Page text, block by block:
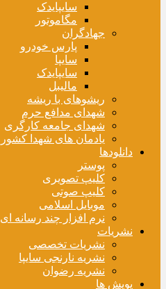
سایپایدک
مگاموتور
جهادگران
پارس خودرو
سایپا
سایپایدک
مالیبل
ریشوهای با ریشه
شهدای مدافع حرم
شهدای جامعه کارگری
یادمان های شهدا کشور
دانلودها
پوستر
کلیپ تصویری
کلیپ صوتی
موبایل اسلامی
نرم افزار چند رسانه ای
نشریات
نشریات تخصصی
نشریه نارنجی سایپا
نشریه رضوان
پویش ها